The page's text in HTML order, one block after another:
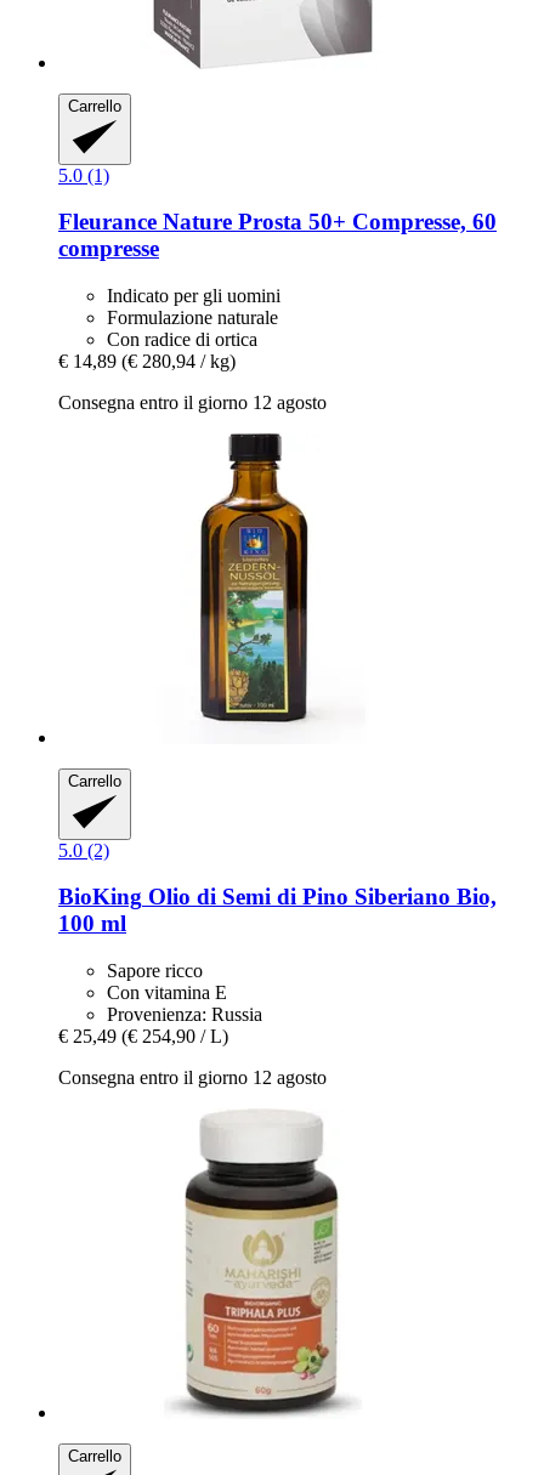
Carrello
5.0 (1)
Fleurance Nature Prosta 50+ Compresse, 60
compresse
Indicato per gli uomini
Formulazione naturale
Con radice di ortica
€ 14,89 (€ 280,94 / kg)
Consegna entro il giorno 12 agosto
Carrello
5.0 (2)
BioKing Olio di Semi di Pino Siberiano Bio,
100 ml
Sapore ricco
Con vitamina E
Provenienza: Russia
€ 25,49 (€ 254,90 / L)
Consegna entro il giorno 12 agosto
Carrello